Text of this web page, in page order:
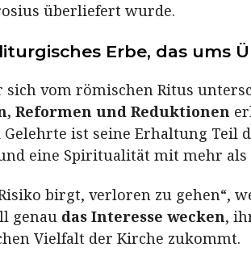
überliefert wurde.
Erbe, das ums
vom römischen Ritus
Reformen und Reduktionen
ist seine Erhaltung Teil
eine Spiritualität mit mehr als
birgt, verloren zu gehen“,
genau das Interesse wecken,
Vielfalt der Kirche zukommt.